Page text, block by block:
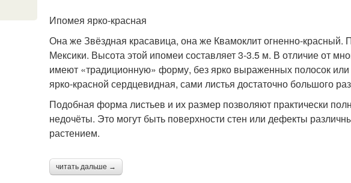
Ипомея ярко-красная
Она же Звёздная красавица, она же Квамоклит огненно-красный.
Мексики. Высота этой ипомеи составляет 3-3.5 м. В отличие от
имеют «традиционную» форму, без ярко выраженных полосок
ярко-красной сердцевидная, сами листья достаточно большого
Подобная форма листьев и их размер позволяют практически
недочёты. Это могут быть поверхности стен или дефекты
растением.
читать дальше →